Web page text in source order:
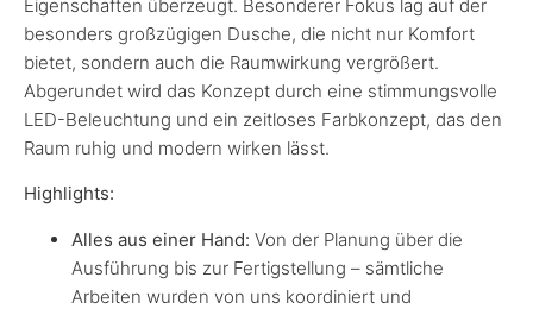
Eigenschaften überzeugt. Besonderer Fokus lag auf der
besonders großzügigen Dusche, die nicht nur Komfort
bietet, sondern auch die Raumwirkung vergrößert.
Abgerundet wird das Konzept durch eine stimmungsvolle
LED-Beleuchtung und ein zeitloses Farbkonzept, das den
Raum ruhig und modern wirken lässt.
Highlights:
Alles aus einer Hand: Von der Planung über die
Ausführung bis zur Fertigstellung – sämtliche
Arbeiten wurden von uns koordiniert und